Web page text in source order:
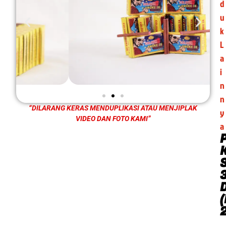
“DILARANG KERAS MENDUPLIKASI ATAU MENJIPLAK
VIDEO DAN FOTO KAMI”
d
u
k
L
a
i
n
n
y
a